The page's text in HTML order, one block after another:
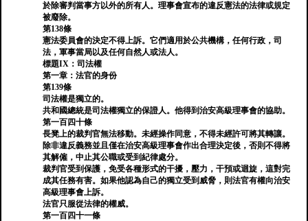
於除審判當事方以外的所有人。理事會宣布的違反憲法的法律或規定
被廢除。
第138條
憲法委員會的決定不得上訴。它們適用於公共機構，任何行政，司
法，軍事當局以及任何自然人或法人。
標題IX：司法權
第一章：法官的身份
第139條
司法權是獨立的。
共和國總統是司法權獨立的保證人。他得到治安高級理事會的協助。
第一百四十條
長凳上的裁判官無法移動。未經操作同意，不得未經許可將其轉讓。
除非違反義務並且僅在治安高級理事會作出合理決定後，否則不得將
其解僱，中止其公職或受到紀律處分。
裁判官受到保護，免受各種形式的干擾，壓力，干預或迴旋，這對完
成其任務有害。如果他認為自己的獨立受到威脅，則法官有權向治安
高級理事會上訴。
法官只服從法律的權威。
第一百四十一條